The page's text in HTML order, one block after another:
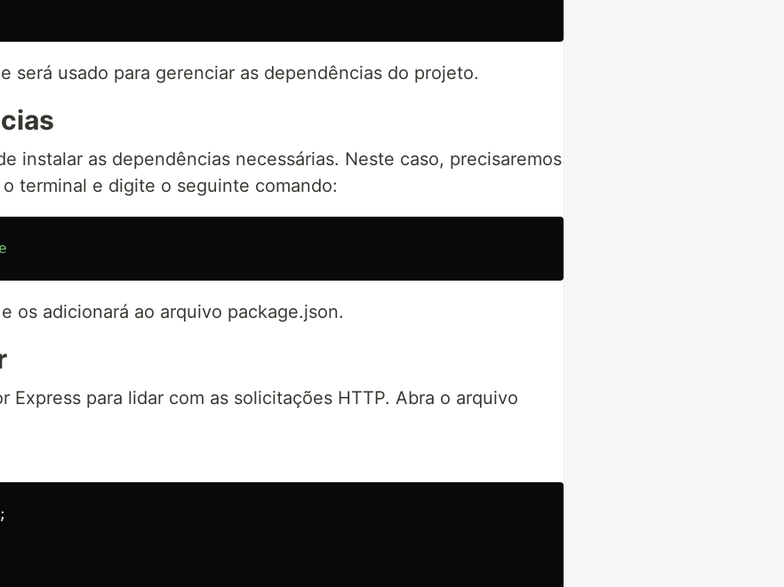
será usado para gerenciar as dependências do projeto.
instalar as dependências necessárias. Neste caso, precisaremos
terminal e digite o seguinte comando:
os adicionará ao arquivo package.json.
Express para lidar com as solicitações HTTP. Abra o arquivo